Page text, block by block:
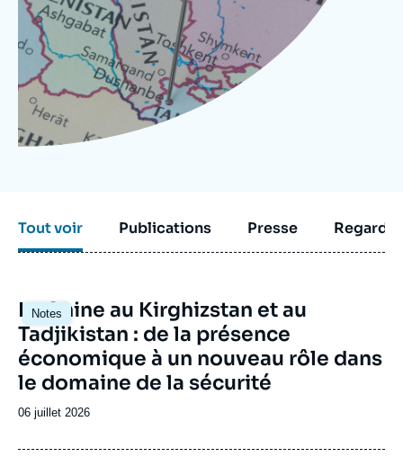
Nous soutenir
Tout voir Publications Presse
Notes
Image
principale
La Chine au Kirghizstan et au
Tadjikistan : de la présence
économique à un nouveau rôle dans
le domaine de la sécurité
Date
publication
06 juillet 2026